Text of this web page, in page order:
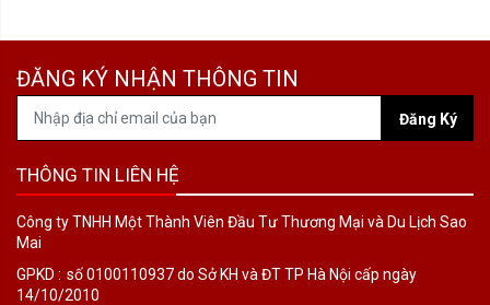
ĐĂNG KÝ NHẬN THÔNG TIN
Đăng Ký
THÔNG TIN LIÊN HỆ
Công ty TNHH Một Thành Viên Đầu Tư Thương Mại và Du Lịch Sao
Mai
GPKD : số 0100110937 do Sở KH và ĐT TP Hà Nội cấp ngày
14/10/2010